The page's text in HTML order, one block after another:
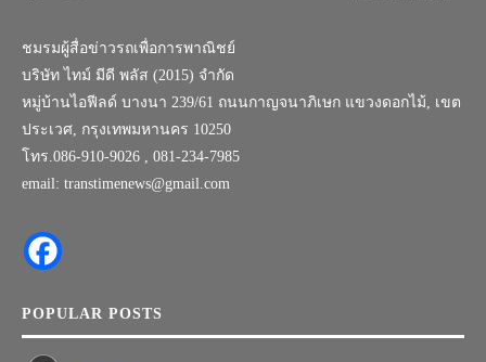
ชมรมผู้สื่อข่าวรถเพื่อการพาณิชย์
บริษัท ไทม์ มีดี พลัส (2015) จำกัด
หมู่บ้านไอฟีลด์ บางนา 239/61 ถนนกาญจนาภิเษก แขวงดอกไม้, เขต
ประเวศ, กรุงเทพมหานคร 10250
โทร.086-910-9026 , 081-234-7985
email: transtimenews@gmail.com
POPULAR POSTS